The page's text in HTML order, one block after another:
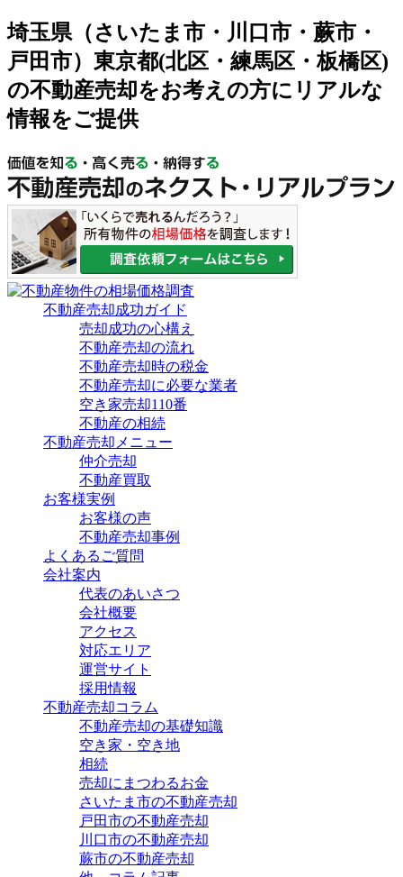
埼玉県（さいたま市・川口市・蕨市・
戸田市）東京都(北区・練馬区・板橋区)
の不動産売却をお考えの方にリアルな
情報をご提供
不動産売却成功ガイド
売却成功の心構え
不動産売却の流れ
不動産売却時の税金
不動産売却に必要な業者
空き家売却110番
不動産の相続
不動産売却メニュー
仲介売却
不動産買取
お客様実例
お客様の声
不動産売却事例
よくあるご質問
会社案内
代表のあいさつ
会社概要
アクセス
対応エリア
運営サイト
採用情報
不動産売却コラム
不動産売却の基礎知識
空き家・空き地
相続
売却にまつわるお金
さいたま市の不動産売却
戸田市の不動産売却
川口市の不動産売却
蕨市の不動産売却